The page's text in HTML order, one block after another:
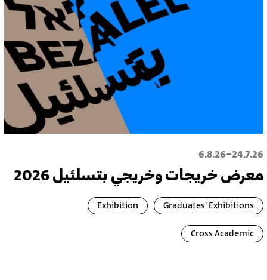
24.7.26
-
6.8.26
معرض خريجات وخريجي بتسلئيل 2026
Graduates' Exhibitions
Exhibition
Cross Academic